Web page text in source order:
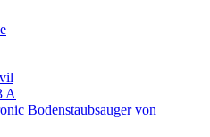
A
Bodenstaubsauger von